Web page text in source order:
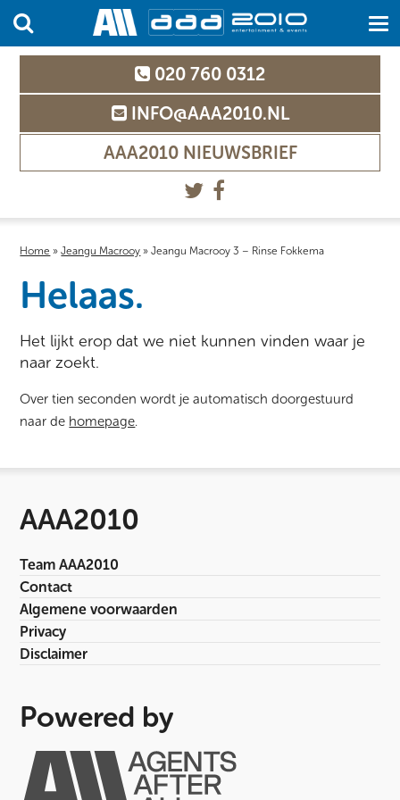
020 760 0312
INFO@AAA2010.NL
AAA2010 NIEUWSBRIEF
Home »Jeangu Macrooy »Jeangu Macrooy 3 – Rinse Fokkema
Helaas.
Het lijkt erop dat we niet kunnen vinden waar je
naar zoekt.
Over tien seconden wordt je automatisch doorgestuurd
naar de homepage.
AAA2010
Team AAA2010
Contact
Algemene voorwaarden
Privacy
Disclaimer
Powered by